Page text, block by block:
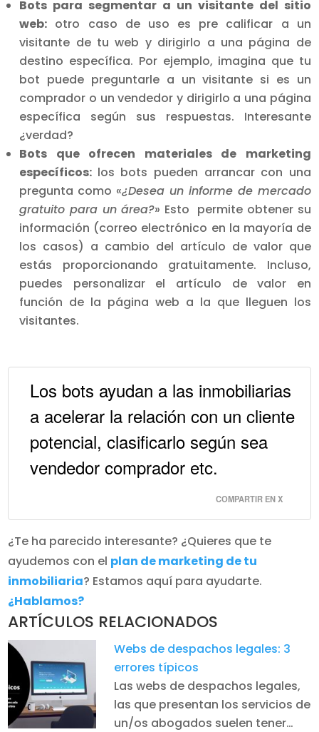
Bots para segmentar a un visitante del sitio
web: otro caso de uso es pre calificar a un
visitante de tu web y dirigirlo a una página de
destino específica. Por ejemplo, imagina que tu
bot puede preguntarle a un visitante si es un
comprador o un vendedor y dirigirlo a una página
específica según sus respuestas. Interesante
¿verdad?
Bots que ofrecen materiales de marketing
específicos: los bots pueden arrancar con una
pregunta como «¿Desea un informe de mercado
gratuito para un área?» Esto permite obtener su
información (correo electrónico en la mayoría de
los casos) a cambio del artículo de valor que
estás proporcionando gratuitamente. Incluso,
puedes personalizar el artículo de valor en
función de la página web a la que lleguen los
visitantes.
Los bots ayudan a las inmobiliarias
a acelerar la relación con un cliente
potencial, clasificarlo según sea
vendedor comprador etc.
COMPARTIR EN X
¿Te ha parecido interesante? ¿Quieres que te
ayudemos con el plan de marketing de tu
inmobiliaria? Estamos aquí para ayudarte.
¿Hablamos?
ARTÍCULOS RELACIONADOS
Webs de despachos legales: 3
errores típicos
Las webs de despachos legales,
las que presentan los servicios de
un/os abogados suelen tener…